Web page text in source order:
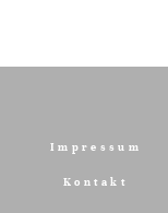
Impressum
Kontakt